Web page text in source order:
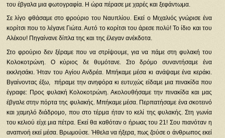
του έβγαλα μια φωτογραφία. Η ώρα πέρασε με χαρές και ξεφάντωμα.
Σε λίγο φθάσαμε στο φρούριο του Ναυπλίου. Εκεί ο Μιχαλιός γνώρισε ένα
κορίτσι που το λέγανε Γιώτα. Αυτό το κορίτσι του άρεσε πολύ! Το ίδιο και του
Αλέκου! Πηγαίνανε δίπλα της και της έλεγαν ανέκδοτα.
Στο φρούριο δεν ξέραμε που να στρίψουμε, για να πάμε στη φυλακή του
Κολοκοτρώνη. Ο κύριος δε θυμότανε. Στο δρόμο συναντήσαμε ένα
εκκλησάκι. Ήταν του Αγίου Ανδρέα. Μπήκαμε μέσα κι ανάψαμε ένα κεράκι.
Βγαίνοντας έξω, πήραμε την ανηφόρα κι ευτυχώς είδαμε μια πινακίδα που
έγραφε: Προς φυλακή Κολοκοτρώνη. Ακολουθήσαμε την πινακίδα και μας
έβγαλε στην πόρτα της φυλακής. Μπήκαμε μέσα. Περπατήσαμε ένα σκοτεινό
και χαμηλό διάδρομο, που στο τέρμα ήταν το κελί της φυλακής. Στη γωνία
του κελιού είχε μια πέτρα. Εκεί θα καθόταν ο ήρωας του 21! Σου πιανόταν η
αναπνοή εκεί μέσα. Βρωμούσε. Ήθελα να ήξερα, πως ζούσε ο άνθρωπος εκεί